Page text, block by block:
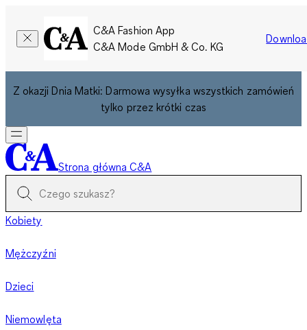
C&A Fashion App
C&A Mode GmbH & Co. KG
Z okazji Dnia Matki: Darmowa wysyłka wszystkich zamówień
tylko przez krótki czas
Strona główna C&A
Kobiety
Mężczyźni
Dzieci
Niemowlęta